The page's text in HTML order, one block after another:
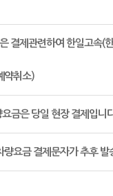
결제관련하여 한일고속(
약취소)
금은 당일 현장 결제입니
요금 결제문자가 추후 발